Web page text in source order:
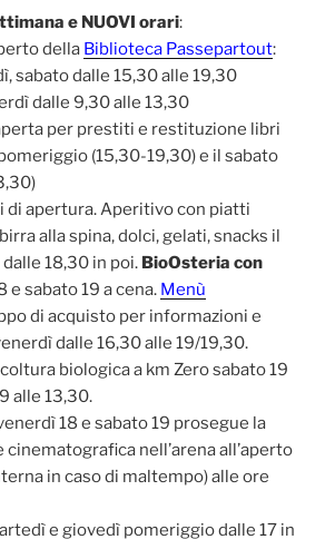
e NUOVI orari:
della Biblioteca Passepartout:
sabato dalle 15,30 alle 19,30
dalle 9,30 alle 13,30
per prestiti e restituzione libri
(15,30-19,30) e il sabato
di apertura. Aperitivo con piatti
alla spina, dolci, gelati, snacks il
18,30 in poi. BioOsteria con
e sabato 19 a cena. Menù
di acquisto per informazioni e
dalle 16,30 alle 19/19,30.
biologica a km Zero sabato 19
alle 13,30.
18 e sabato 19 prosegue la
nell’arena all’aperto
in caso di maltempo) alle ore
e giovedì pomeriggio dalle 17 in